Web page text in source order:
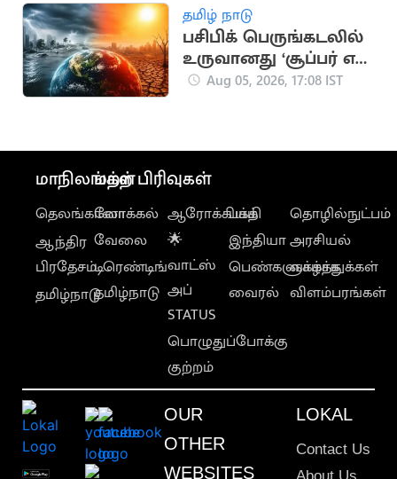
தமிழ் நாடு
பசிபிக் பெருங்கடலில்
உருவானது ‘சூப்பர் எல்
நினோ’.. வானிலை
Aug 05, 2026, 17:08 IST
மாநிலங்கள்
தெலங்கானா
ஆந்திர
பிரதேசம்
தமிழ்நாடு
மற்ற பிரிவுகள்
லோக்கல்
வேலை
டிரெண்டிங்
தமிழ்நாடு
ஆரோக்கியம்
🌟
வாட்ஸ்
அப்
STATUS
பொழுதுப்போக்கு
குற்றம்
பக்தி
இந்தியா
பெண்களுக்காக
வைரல்
தொழில்நுட்பம்
அரசியல்
வாழ்த்துக்கள்
விளம்பரங்கள்
OUR
OTHER
WEBSITES
LOKAL
Contact Us
About Us